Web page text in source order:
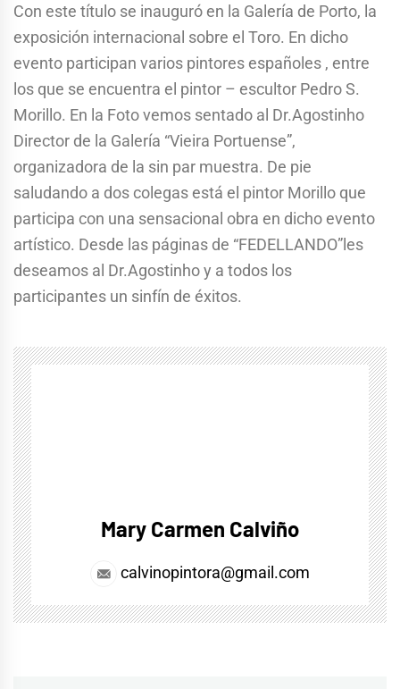
Con este título se inauguró en la Galería de Porto, la
exposición internacional sobre el Toro. En dicho
evento participan varios pintores españoles , entre
los que se encuentra el pintor – escultor Pedro S.
Morillo. En la Foto vemos sentado al Dr.Agostinho
Director de la Galería “Vieira Portuense”,
organizadora de la sin par muestra. De pie
saludando a dos colegas está el pintor Morillo que
participa con una sensacional obra en dicho evento
artístico. Desde las páginas de “FEDELLANDO”les
deseamos al Dr.Agostinho y a todos los
participantes un sinfín de éxitos.
Mary Carmen Calviño
calvinopintora@gmail.com